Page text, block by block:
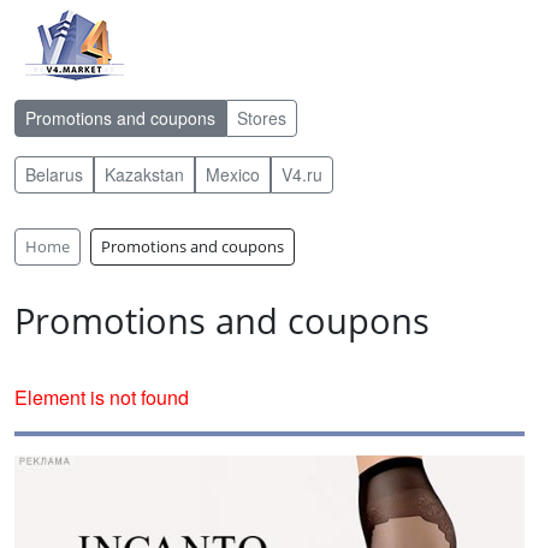
Promotions and coupons Stores
Belarus Kazakstan Mexico V4.ru
Home Promotions and coupons
Promotions and coupons
Element is not found